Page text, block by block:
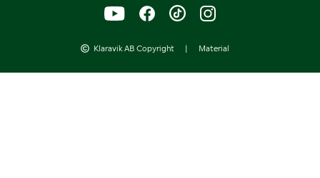
Klaravik AB Copyright | Material